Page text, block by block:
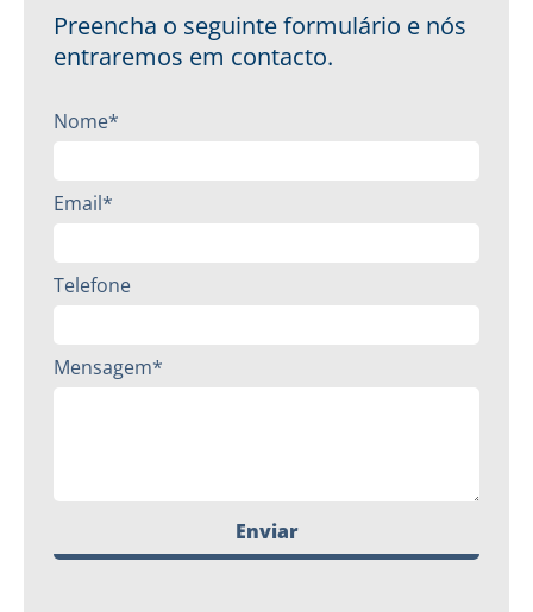
Preencha o seguinte formulário e nós
entraremos em contacto.
Nome*
Email*
Telefone
Mensagem*
Enviar